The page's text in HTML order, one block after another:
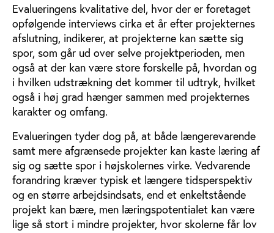
Evalueringens kvalitative del, hvor der er foretaget
opfølgende interviews cirka et år efter projekternes
afslutning, indikerer, at projekterne kan sætte sig
spor, som går ud over selve projektperioden, men
også at der kan være store forskelle på, hvordan og
i hvilken udstrækning det kommer til udtryk, hvilket
også i høj grad hænger sammen med projekternes
karakter og omfang.
Evalueringen tyder dog på, at både længerevarende
samt mere afgrænsede projekter kan kaste læring af
sig og sætte spor i højskolernes virke. Vedvarende
forandring kræver typisk et længere tidsperspektiv
og en større arbejdsindsats, end et enkeltstående
projekt kan bære, men læringspotentialet kan være
lige så stort i mindre projekter, hvor skolerne får lov